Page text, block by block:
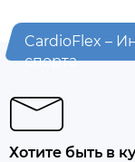
CardioFlex –
спорта
Хотите быть в